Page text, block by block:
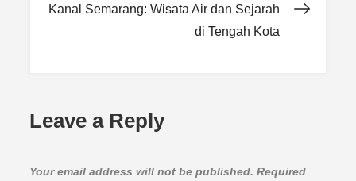
navigation
Kanal Semarang: Wisata Air dan Sejarah
di Tengah Kota
Leave a Reply
Your email address will not be published. Required